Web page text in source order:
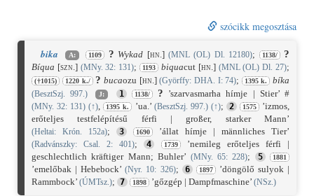
szócikk megosztása
bika A: 1109 ? Wykad [hn.] (MNL (OL) Dl. 12180); 1138/ ?
Bíqua [szn.] (MNy. 32: 131); 1193 biquacut[hn.] (MNL (OL) Dl. 27);
(†1015) 1220 k./ ? bucaozu [hn.] (Györffy: DHA. I: 74); 1395 k. bíka
(BesztSzj. 997.) J: 1 1138/ ? ’szarvasmarha hímje | Stier’ #
(MNy. 32: 131) (↑), 1395 k. ’ua.’ (BesztSzj. 997.) (↑); 2 1575
’izmos,
erőteljes testfelépítésű férfi | großer, starker Mann’
(Heltai: Krón. 152a); 3 1690 ’állat hímje | männliches Tier’
(Radvánszky: Csal. 2: 401); 4 1739 ’nemileg erőteljes férfi |
geschlechtlich kräftiger Mann; Buhler’ (MNy. 65: 228); 5 1881
’emelőbak | Hebebock’(Nyr. 10: 326); 6 1897 ’döngölő sulyok |
Rammbock’ (ÚMTsz.); 7 1898 ’gőzgép | Dampfmaschine’ (NSz.)